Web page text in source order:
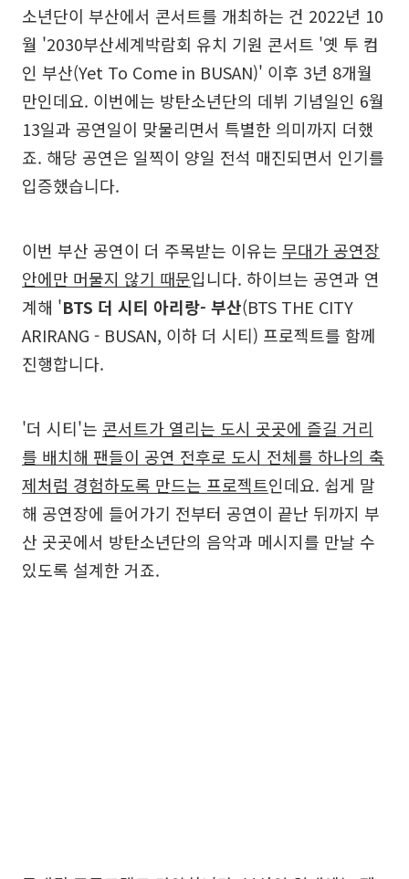
소년단이 부산에서 콘서트를 개최하는 건 2022년 10
월 '2030부산세계박람회 유치 기원 콘서트 '옛 투 컴
인 부산(Yet To Come in BUSAN)' 이후 3년 8개월
만인데요. 이번에는 방탄소년단의 데뷔 기념일인 6월
13일과 공연일이 맞물리면서 특별한 의미까지 더했
죠. 해당 공연은 일찍이 양일 전석 매진되면서 인기를
입증했습니다.
이번 부산 공연이 더 주목받는 이유는 무대가 공연장
안에만 머물지 않기 때문입니다. 하이브는 공연과 연
계해 'BTS 더 시티 아리랑- 부산(BTS THE CITY
ARIRANG - BUSAN, 이하 더 시티) 프로젝트를 함께
진행합니다.
'더 시티'는 콘서트가 열리는 도시 곳곳에 즐길 거리
를 배치해 팬들이 공연 전후로 도시 전체를 하나의 축
제처럼 경험하도록 만드는 프로젝트인데요. 쉽게 말
해 공연장에 들어가기 전부터 공연이 끝난 뒤까지 부
산 곳곳에서 방탄소년단의 음악과 메시지를 만날 수
있도록 설계한 거죠.